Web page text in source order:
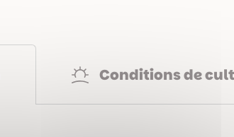
Conditions de